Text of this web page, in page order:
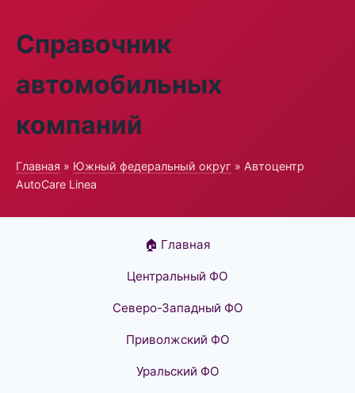
Справочник
автомобильных
компаний
Главная » Южный федеральный округ » Автоцентр
AutoCare Linea
🏠 Главная
Центральный ФО
Северо-Западный ФО
Приволжский ФО
Уральский ФО